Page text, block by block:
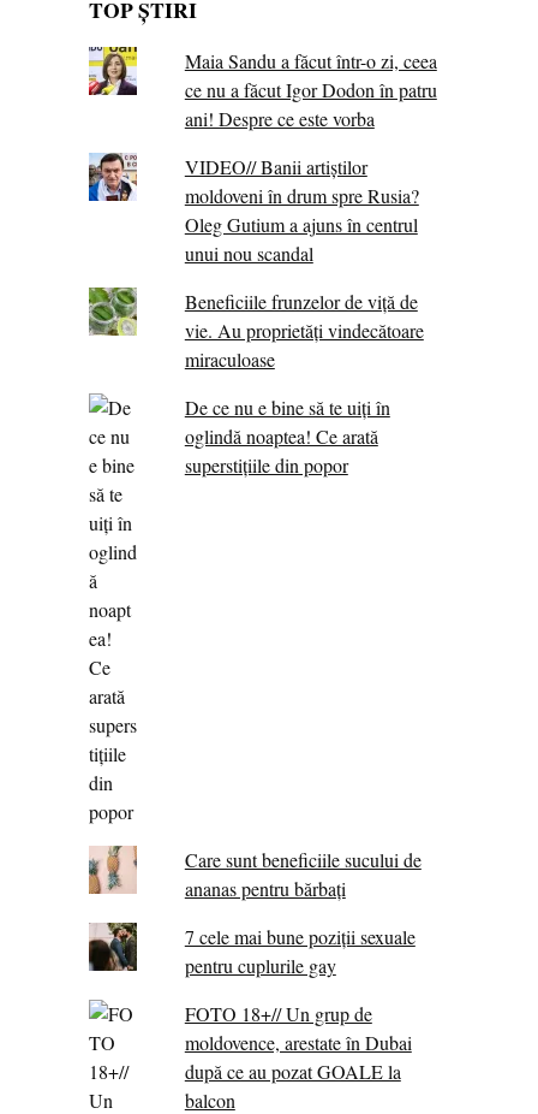
TOP ȘTIRI
Maia Sandu a făcut într-o zi, ceea
ce nu a făcut Igor Dodon în patru
ani! Despre ce este vorba
VIDEO// Banii artiștilor
moldoveni în drum spre Rusia?
Oleg Gutium a ajuns în centrul
unui nou scandal
Beneficiile frunzelor de viță de
vie. Au proprietăţi vindecătoare
miraculoase
De ce nu e bine să te uiți în
oglindă noaptea! Ce arată
superstițiile din popor
Care sunt beneficiile sucului de
ananas pentru bărbați
7 cele mai bune poziții sexuale
pentru cuplurile gay
FOTO 18+// Un grup de
moldovence, arestate în Dubai
după ce au pozat GOALE la
balcon